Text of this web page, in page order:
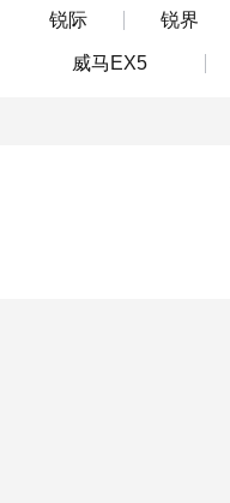
锐际 锐界
威马EX5